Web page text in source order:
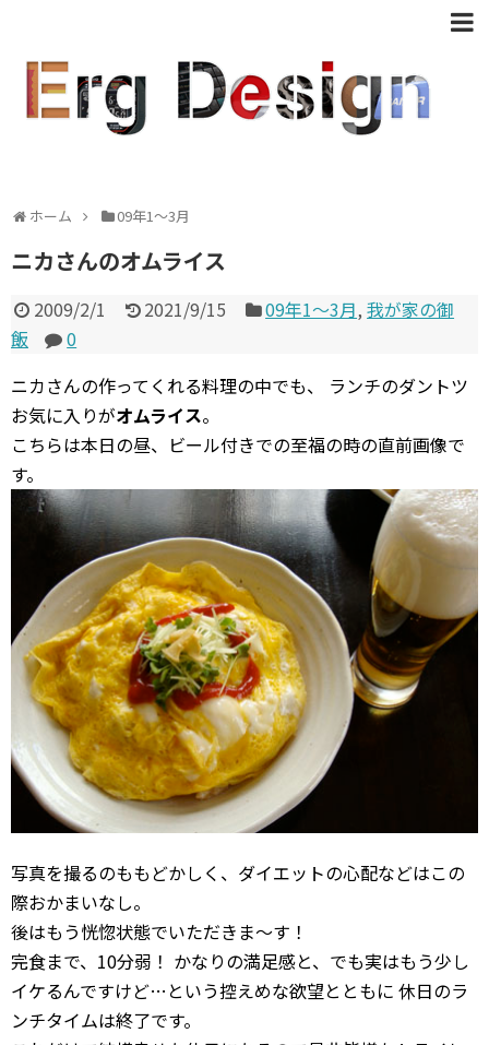
ホーム 09年1〜3月
ニカさんのオムライス
2009/2/1 2021/9/15 09年1〜3月,我が家の御
飯
0
ニカさんの作ってくれる料理の中でも、 ランチのダントツ
お気に入りがオムライス。
こちらは本日の昼、ビール付きでの至福の時の直前画像で
す。
写真を撮るのももどかしく、ダイエットの心配などはこの
際おかまいなし。
後はもう恍惚状態でいただきま〜す！
完食まで、10分弱！ かなりの満足感と、でも実はもう少し
イケるんですけど…という控えめな欲望とともに 休日のラ
ンチタイムは終了です。